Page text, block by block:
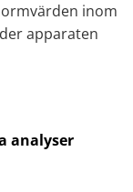
inom
apparaten
analyser